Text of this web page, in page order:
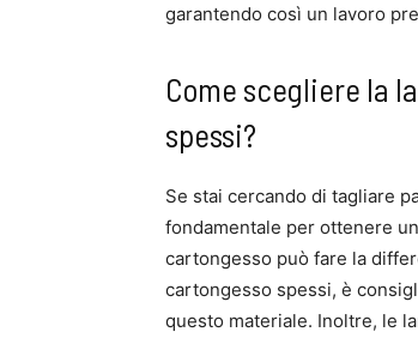
garantendo così un lavoro
Come scegliere la
spessi?
Se stai cercando di tagliare
fondamentale per ottenere
cartongesso può fare la
cartongesso spessi, è
questo materiale. Inoltre, le